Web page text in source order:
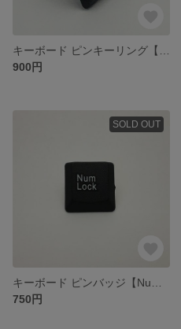
900円
SOLD OUT
750円